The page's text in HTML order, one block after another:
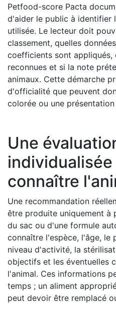
Petfood-score Pacta
d'aider le public à identifier
utilisée. Le lecteur doit
classement, quelles
coefficients sont appliqués,
reconnues et si la note
animaux. Cette démarche
d'officialité que peuvent
colorée ou une
Une
connaître
Une recommandation
être produite uniquement
du sac ou d'une formule
connaître l'espèce, l'âge, le
niveau d'activité, la
objectifs et les éventuelles
l'animal. Ces informations
temps ; un aliment
peut devoir être remplacé